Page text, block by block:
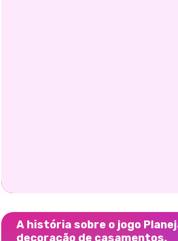
A história sobre o jogo
decoração de casamentos.